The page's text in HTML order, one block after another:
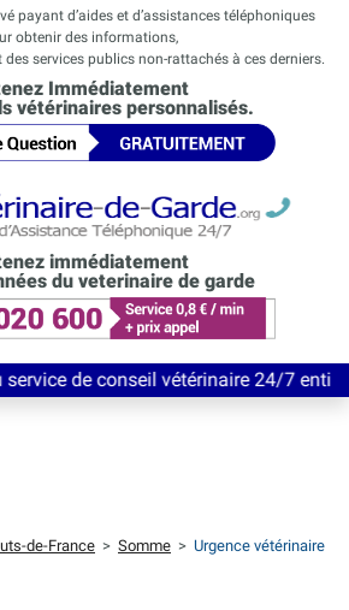
payant d’aides et d’assistances téléphoniques
obtenir des informations,
services publics non-rattachés à ces derniers.
Immédiatement
vétérinaires personnalisés.
immédiatement
du veterinaire de garde
conseil vétérinaire 24/7 entièrement
de-France > Somme > Urgence vétérinaire